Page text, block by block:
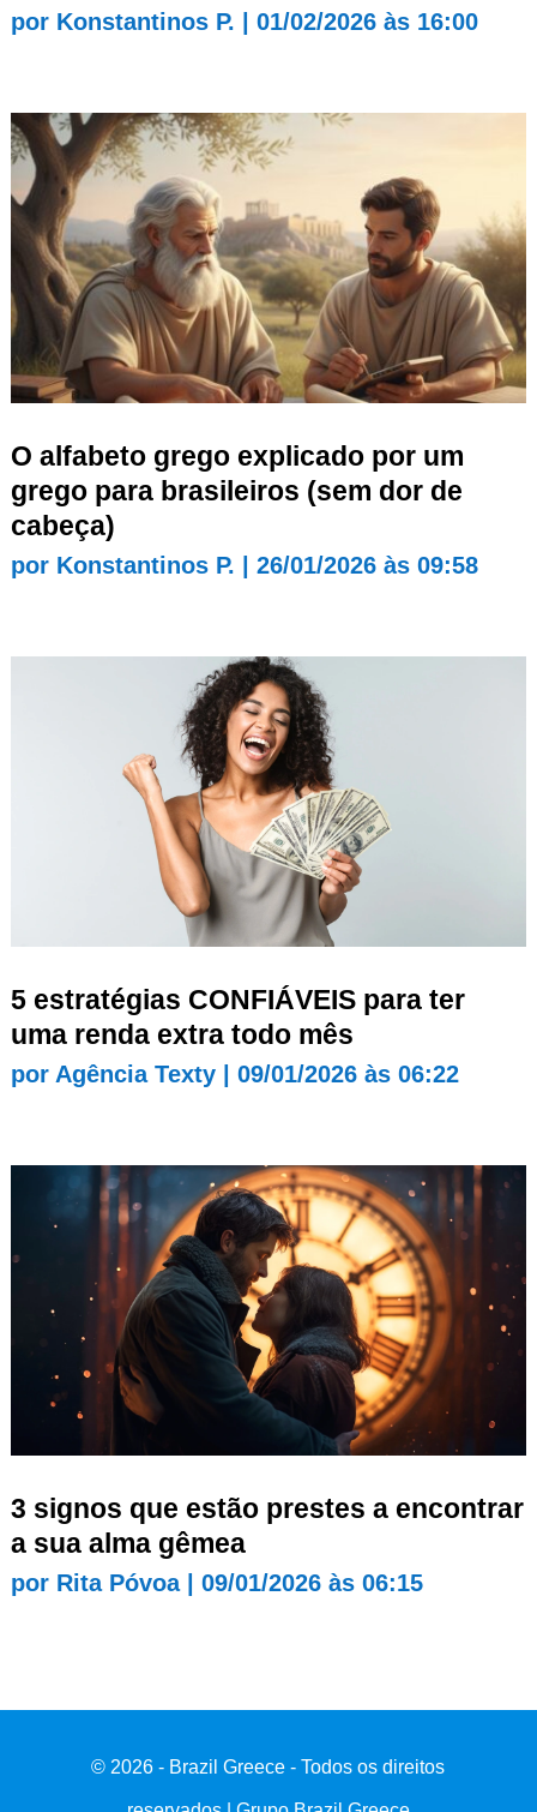
por Konstantinos P. 01/02/2026 às 16:00
O alfabeto grego explicado por um
grego para brasileiros (sem dor de
cabeça)
por Konstantinos P. 26/01/2026 às 09:58
5 estratégias CONFIÁVEIS para ter
uma renda extra todo mês
por Agência Texty| 09/01/2026 às 06:22
3 signos que estão prestes a encontrar
a sua alma gêmea
por Rita Póvoa| 09/01/2026 às 06:15
© 2026 - Brazil Greece - Todos os direitos